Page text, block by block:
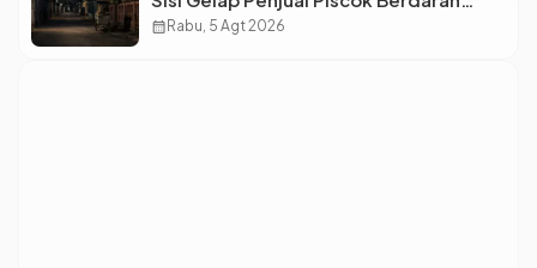
Dingin
calendar_month Rabu, 5 Agt 2026